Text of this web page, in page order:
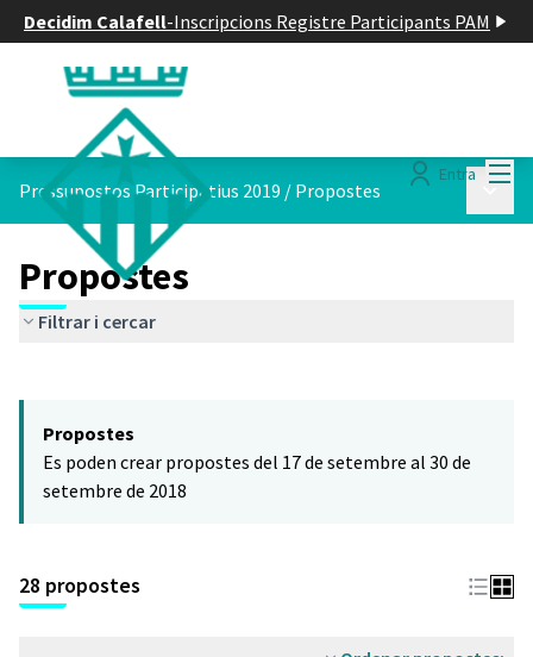
Decidim Calafell-Inscripcions Registre Participants PAM
Entra
Pressupostos Participatius 2019 / Propostes
Propostes
Filtrar i cercar
−
Propostes
Es poden crear propostes del 17 de setembre al 30 de
setembre de 2018
28 propostes